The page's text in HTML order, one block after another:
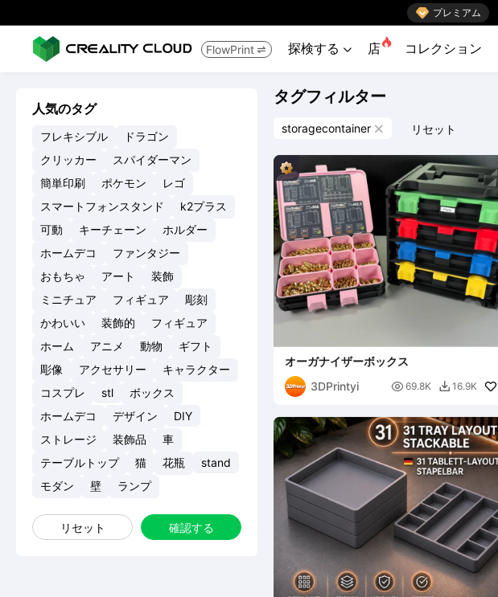
 プレミアム
FlowPrint  探検する  店 コレクション
人気のタグ
フレキシブル
ドラゴン
クリッカー
スパイダーマン
簡単印刷
ポケモン
レゴ
スマートフォンスタンド
k2プラス
可動
キーチェーン
ホルダー
ホームデコ
ファンタジー
おもちゃ
アート
装飾
ミニチュア
フィギュア
彫刻
かわいい
装飾的
フィギュア
ホーム
アニメ 動物
ギフト
彫像
アクセサリー
キャラクター
コスプレ
stl
ボックス
ホームデコ
デザイン
DIY
ストレージ
装飾品
車
テーブルトップ
猫 花瓶
stand
モダン
壁 ランプ
リセット 確認する
タグフィルター
storagecontainer  リセット
オーガナイザーボックス
3DPrintyi
 69.8K  16.9K